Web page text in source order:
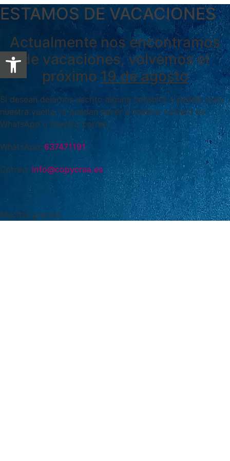
ESTAMOS DE VACACIONES
Actualmente nos encontramos
de vacaciones, volvemos el
próximo 19 de agosto
Si desean dejarnos escrito alguna consulta o pedido para
nuestra vuelta, lo pueden hacer a nuestro número de
WhatsApp o nuestro correo:
WhatsApp: 637471191
Correo: info@copycrea.es
Muchas gracias.
Abrir barra de herramientas